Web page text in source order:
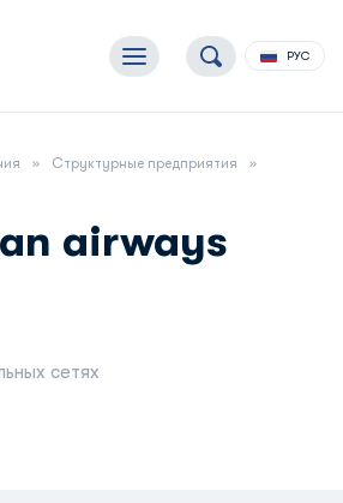
РУС
Структурные предприятия
airways
сетях